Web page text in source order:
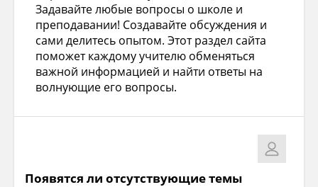
Задавайте любые вопросы о школе и
преподавании! Создавайте обсуждения и
сами делитесь опытом. Этот раздел сайта
поможет каждому учителю обменяться
важной информацией и найти ответы на
волнующие его вопросы.
Появятся ли отсутствующие темы